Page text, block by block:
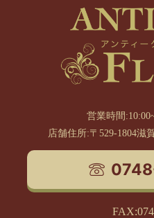
営業時間
店舗住所:〒529-1804滋